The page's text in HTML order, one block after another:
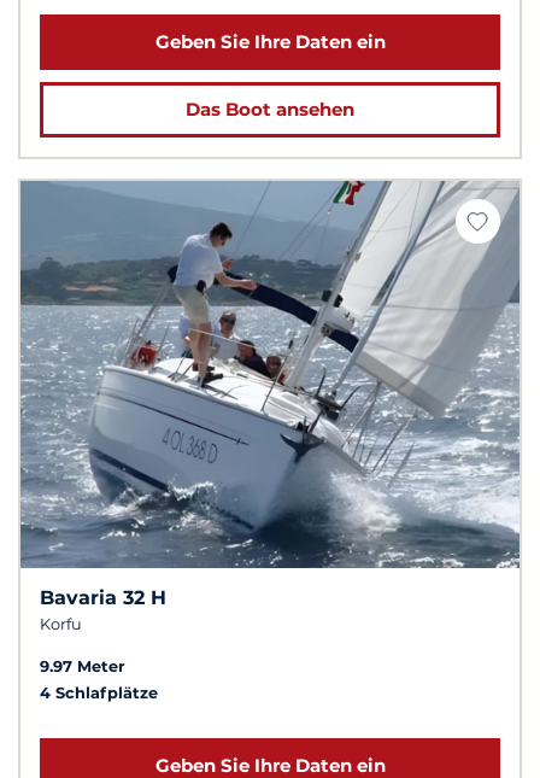
Geben Sie Ihre Daten ein
Das Boot ansehen
Bavaria 32 H
Korfu
9.97 Meter
4 Schlafplätze
Geben Sie Ihre Daten ein